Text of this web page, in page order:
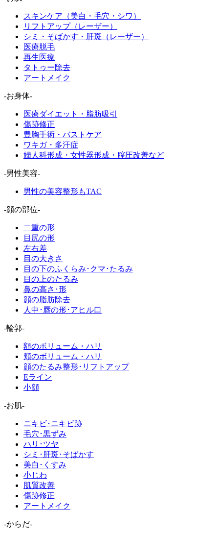
スキンケア（美白・毛穴・シワ）
リフトアップ（レーザー）
シミ・そばかす・肝斑（レーザー）
医療脱毛
再生医療
タトゥー除去
アートメイク
-お身体-
医療ダイエット・脂肪吸引
傷跡修正
豊胸手術・バストケア
ワキガ・多汗症
婦人科形成・女性器形成・膣圧改善など
-男性美容-
男性の美容整形もTAC
-顔の部位-
二重の形
目尻の形
左右差
目の大きさ
目の下のふくらみ･クマ･たるみ
目の上のたるみ
鼻の高さ･形
顔の脂肪除去
人中･唇の形･アヒル口
-輪郭-
額のボリューム・ハリ
頬のボリューム・ハリ
顔のたるみ整形･リフトアップ
Eライン
小顔
-お肌-
ニキビ･ニキビ跡
毛穴･黒ずみ
ハリ･ツヤ
シミ･肝斑･そばかす
美白･くすみ
小じわ
肌質改善
傷跡修正
アートメイク
-からだ-